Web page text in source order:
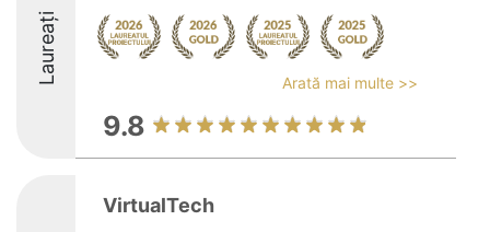
Laureați Arată mai multe >>
9.8
VirtualTech